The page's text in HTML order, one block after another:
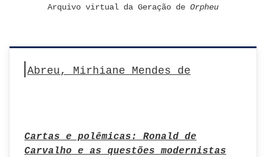
Arquivo virtual da Geração de Orpheu
Abreu, Mirhiane Mendes de
Cartas e polêmicas: Ronald de
Carvalho e as questões modernistas